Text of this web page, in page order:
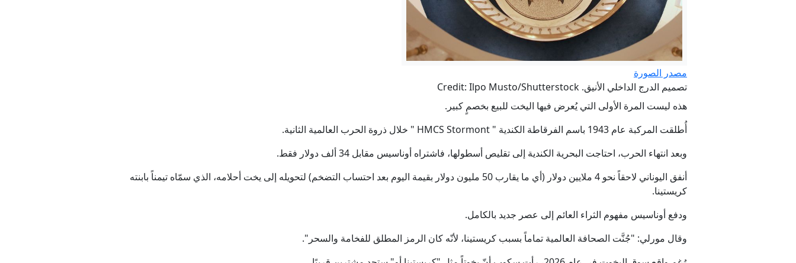
مصدر الصورة
تصميم الدرج الداخلي الأنيق. Credit: Ilpo Musto/Shutterstock
هذه ليست المرة الأولى التي يُعرض فيها اليخت للبيع بخصمٍ كبير.
أُطلقت المركبة عام 1943 باسم الفرقاطة الكندية " HMCS Stormont " خلال ذروة الحرب العالمية الثانية.
وبعد انتهاء الحرب، احتاجت البحرية الكندية إلى تقليص أسطولها، فاشتراه أوناسيس مقابل 34 ألف دولار فقط.
أنفق اليوناني لاحقاً نحو 4 ملايين دولار (أي ما يقارب 50 مليون دولار بقيمة اليوم بعد احتساب التضخم) لتحويله إلى يخت أحلامه، الذي سمّاه تيمناً بابنته
كريستينا.
ودفع أوناسيس مفهوم الثراء العائم إلى عصر جديد بالكامل.
وقال مورلي: "جُنَّت الصحافة العالمية تماماً بسبب كريستينا، لأنّه كان الرمز المطلق للفخامة والسحر".